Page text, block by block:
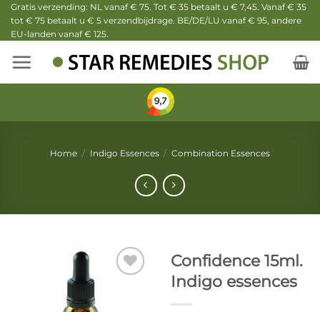
Ga
naar
inhoud
Gratis verzending: NL vanaf € 75. Tot € 35 betaalt u € 7,45. Vanaf € 35
tot € 75 betaalt u € 5 verzendbijdrage. BE/DE/LU vanaf € 95, andere
EU-landen vanaf € 125.
Home / Indigo Essences / Combination Essences
Confidence 15ml.
Indigo essences